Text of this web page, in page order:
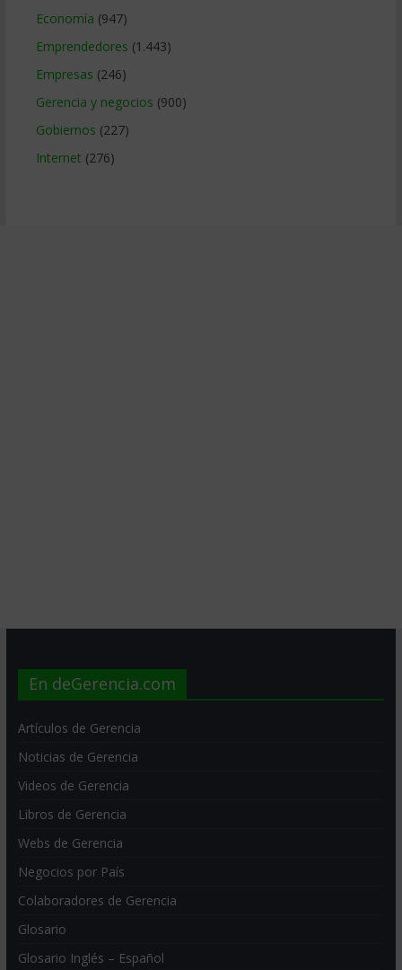
Economía (947)
Emprendedores (1.443)
Empresas (246)
Gerencia y negocios (900)
Gobiernos (227)
Internet (276)
En deGerencia.com
Artículos de Gerencia
Noticias de Gerencia
Videos de Gerencia
Libros de Gerencia
Webs de Gerencia
Negocios por País
Colaboradores de Gerencia
Glosario
Glosario Inglés – Español